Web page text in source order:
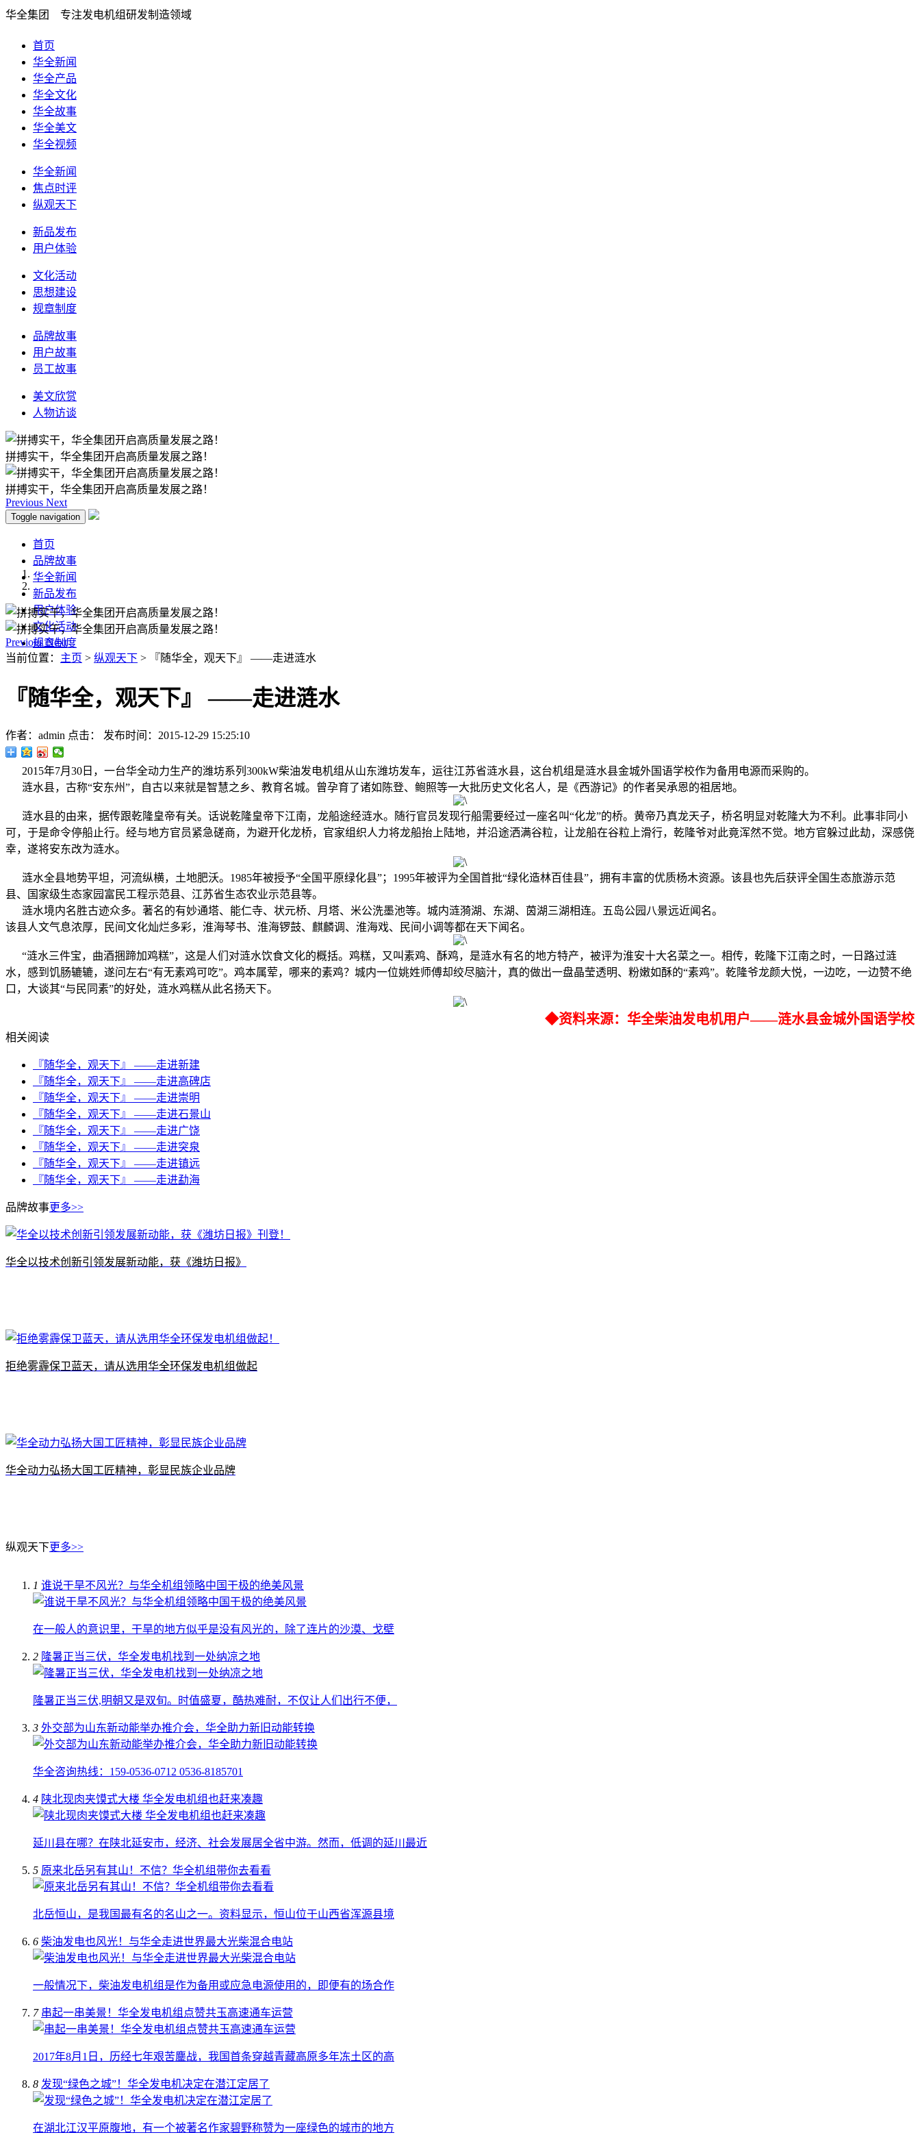
华全集团 专注发电机组研发制造领域
首页
华全新闻
华全产品
华全文化
华全故事
华全美文
华全视频
华全新闻
焦点时评
纵观天下
新品发布
用户体验
文化活动
思想建设
规章制度
品牌故事
用户故事
员工故事
美文欣赏
人物访谈
拼搏实干，华全集团开启高质量发展之路！
拼搏实干，华全集团开启高质量发展之路！
Previous Next
Toggle navigation
首页
品牌故事
华全新闻
新品发布
用户体验
文化活动
规章制度
Previous Next
当前位置： 主页 > 纵观天下 > 『随华全，观天下』 ——走进涟水
『随华全，观天下』 ——走进涟水
作者：admin 点击： 发布时间：2015-12-29 15:25:10
2015年7月30日，一台华全动力生产的潍坊系列300kW柴油发电机组从山东潍坊发车，运往江苏省涟水县，这台机组是涟水县金城外国语学校作为备用电源而采购的。
涟水县，古称“安东州”，自古以来就是智慧之乡、教育名城。曾孕育了诸如陈登、鲍照等一大批历史文化名人，是《西游记》的作者吴承恩的祖居地。
涟水县的由来，据传跟乾隆皇帝有关。话说乾隆皇帝下江南，龙船途经涟水。随行官员发现行船需要经过一座名叫“化龙”的桥。黄帝乃真龙天子，桥名明显对乾隆大为不利。此事非同小
可，于是命令停船止行。经与地方官员紧急磋商，为避开化龙桥，官家组织人力将龙船抬上陆地，并沿途洒满谷粒，让龙船在谷粒上滑行，乾隆爷对此竟浑然不觉。地方官躲过此劫，深感侥
幸，遂将安东改为涟水。
涟水全县地势平坦，河流纵横，土地肥沃。1985年被授予“全国平原绿化县”；1995年被评为全国首批“绿化造林百佳县”，拥有丰富的优质杨木资源。该县也先后获评全国生态旅游示范
县、国家级生态家园富民工程示范县、江苏省生态农业示范县等。
涟水境内名胜古迹众多。著名的有妙通塔、能仁寺、状元桥、月塔、米公洗墨池等。城内涟漪湖、东湖、茵湖三湖相连。五岛公园八景远近闻名。
该县人文气息浓厚，民间文化灿烂多彩，淮海琴书、淮海锣鼓、麒麟调、淮海戏、民间小调等都在天下闻名。
“涟水三件宝，曲酒捆蹄加鸡糕”，这是人们对涟水饮食文化的概括。鸡糕，又叫素鸡、酥鸡，是涟水有名的地方特产，被评为淮安十大名菜之一。相传，乾隆下江南之时，一日路过涟
水，感到饥肠辘辘，遂问左右“有无素鸡可吃”。鸡本属荤，哪来的素鸡？城内一位姚姓师傅却绞尽脑汁，真的做出一盘晶莹透明、粉嫩如酥的“素鸡”。乾隆爷龙颜大悦，一边吃，一边赞不绝
口，大谈其“与民同素”的好处，涟水鸡糕从此名扬天下。
◆资料来源：华全柴油发电机用户——涟水县金城外国语学校
相关阅读
『随华全，观天下』 ——走进新建
『随华全，观天下』 ——走进高碑店
『随华全，观天下』 ——走进崇明
『随华全，观天下』 ——走进石景山
『随华全，观天下』 ——走进广饶
『随华全，观天下』 ——走进突泉
『随华全，观天下』 ——走进镇远
『随华全，观天下』 ——走进勐海
品牌故事更多>>
​华全以技术创新引领发展新动能，获《潍坊日报》
拒绝雾霾保卫蓝天，请从选用华全环保发电机组做起
华全动力弘扬大国工匠精神，彰显民族企业品牌
纵观天下更多>>
1 谁说干旱不风光？与华全机组领略中国干极的绝美风景
在一般人的意识里，干旱的地方似乎是没有风光的，除了连片的沙漠、戈壁
2 隆暑正当三伏，华全发电机找到一处纳凉之地
隆暑正当三伏,明朝又是双旬。时值盛夏，酷热难耐，不仅让人们出行不便，
3 外交部为山东新动能举办推介会，华全助力新旧动能转换
华全咨询热线：159-0536-0712 0536-8185701
4 陕北现肉夹馍式大楼 华全发电机组也赶来凑趣
延川县在哪？在陕北延安市，经济、社会发展居全省中游。然而，低调的延川最近
5 原来北岳另有其山！不信？华全机组带你去看看
北岳恒山，是我国最有名的名山之一。资料显示，恒山位于山西省浑源县境
6 柴油发电也风光！与华全走进世界最大光柴混合电站
一般情况下，柴油发电机组是作为备用或应急电源使用的，即便有的场合作
7 串起一串美景！华全发电机组点赞共玉高速通车运营
2017年8月1日，历经七年艰苦鏖战，我国首条穿越青藏高原多年冻土区的高
8 发现“绿色之城”！华全发电机决定在潜江定居了
在湖北江汉平原腹地，有一个被著名作家碧野称赞为一座绿色的城市的地方